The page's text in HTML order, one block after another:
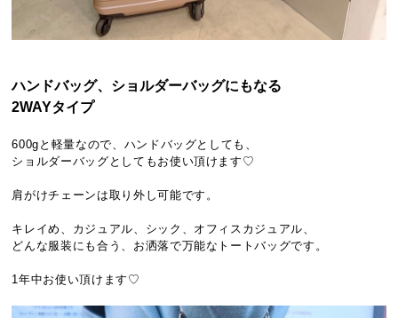
ハンドバッグ、ショルダーバッグにもなる
2WAYタイプ
600gと軽量なので、ハンドバッグとしても、
ショルダーバッグとしてもお使い頂けます♡
肩がけチェーンは取り外し可能です。
キレイめ、カジュアル、シック、オフィスカジュアル、
どんな服装にも合う、お洒落で万能なトートバッグです。
1年中お使い頂けます♡